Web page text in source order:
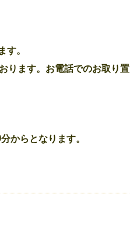
す。
ます。お電話でのお取り
からとなります。